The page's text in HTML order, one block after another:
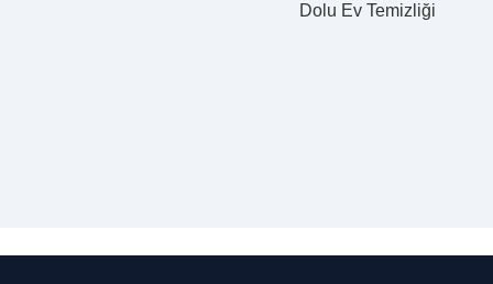
Dolu Ev Temizliği